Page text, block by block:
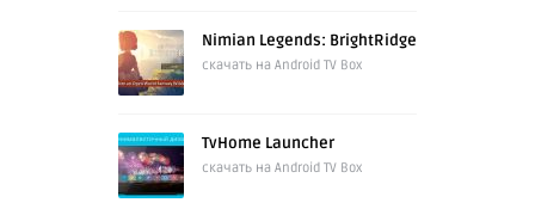
Nimian Legends: BrightRidge
скачать на Android TV Box
TvHome Launcher
скачать на Android TV Box